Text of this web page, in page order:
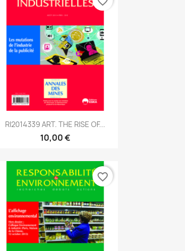
Aperçu rapide
RI2014339 ART. THE RISE OF...
10,00 €
favorite_border